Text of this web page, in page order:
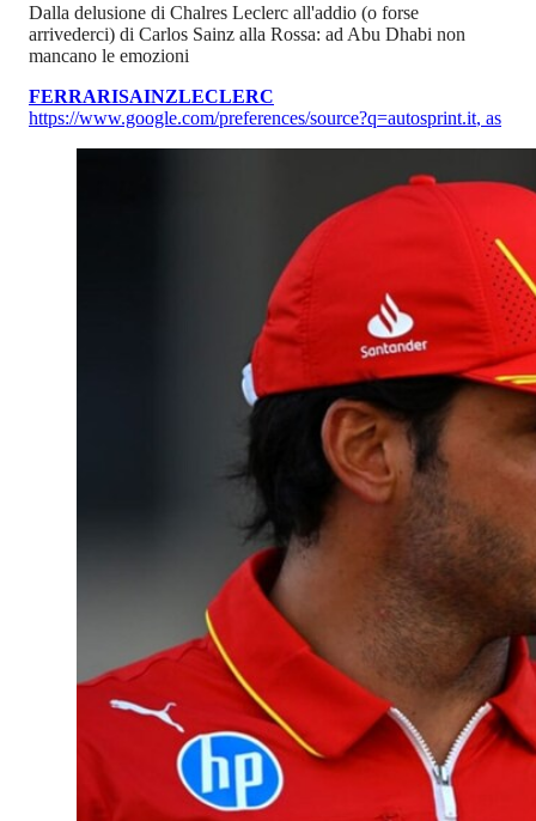
Dalla delusione di Chalres Leclerc all'addio (o forse
arrivederci) di Carlos Sainz alla Rossa: ad Abu Dhabi non
mancano le emozioni
FERRARISAINZLECLERC
https://www.google.com/preferences/source?q=autosprint.it, as